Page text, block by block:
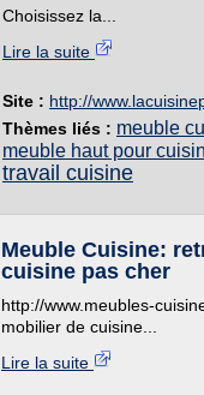
Choisissez la...
Lire la suite
Site : http://
Thèmes liés : meuble
meuble haut pour
travail cuisine
Meuble Cuisine:
cuisine pas cher
http://www.meubles-
mobilier de cuisine...
Lire la suite